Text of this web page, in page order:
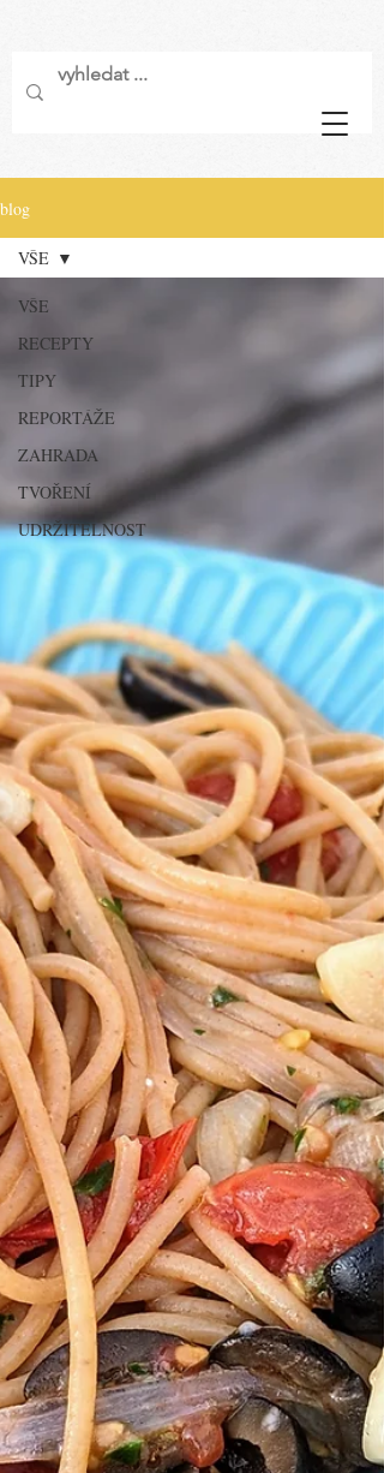
blog
VŠE
RECEPTY
TIPY
REPORTÁŽE
ZAHRADA
TVOŘENÍ
UDRŽITELNOST
VŠE